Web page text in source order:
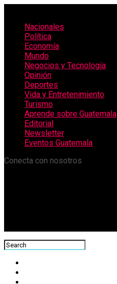
Nacionales
Política
Economía
Mundo
Negocios y Tecnología
Opinión
Deportes
Vida y Entretenimiento
Turismo
Aprende sobre Guatemala
Editorial
Newsletter
Eventos Guatemala
Conecta con nosotros